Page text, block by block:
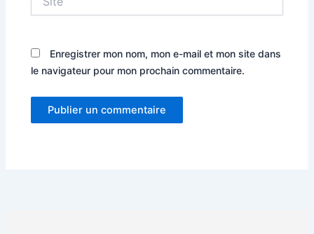
Enregistrer mon nom, mon e-mail et mon site dans
le navigateur pour mon prochain commentaire.